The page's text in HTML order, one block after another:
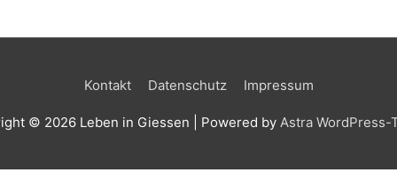
Kontakt Datenschutz Impressum
© 2026 Leben in Giessen | Powered by Astra WordPress-